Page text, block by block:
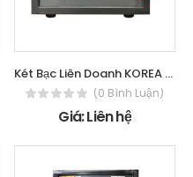
Két Bạc Liên Doanh KOREA 25 - Cơ
(0 Bình Luận)
Giá: Liên hệ